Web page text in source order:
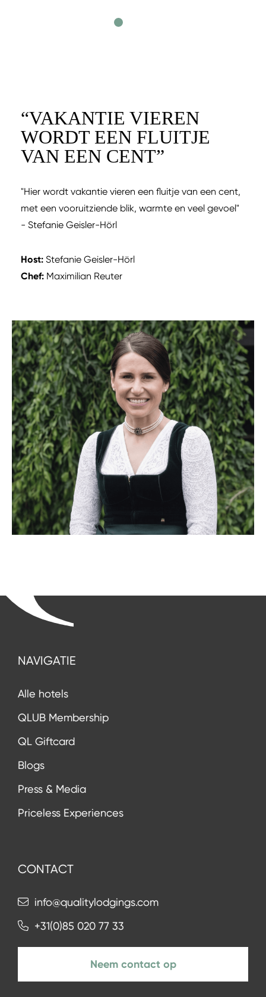
“VAKANTIE VIEREN
WORDT EEN FLUITJE
VAN EEN CENT”
"Hier wordt vakantie vieren een fluitje van een cent,
met een vooruitziende blik, warmte en veel gevoel"
- Stefanie Geisler-Hörl
Host: Stefanie Geisler-Hörl
Chef: Maximilian Reuter
NAVIGATIE
Alle hotels
QLUB Membership
QL Giftcard
Blogs
Press & Media
Priceless Experiences
CONTACT
info@qualitylodgings.com
+31(0)85 020 77 33
Neem contact op